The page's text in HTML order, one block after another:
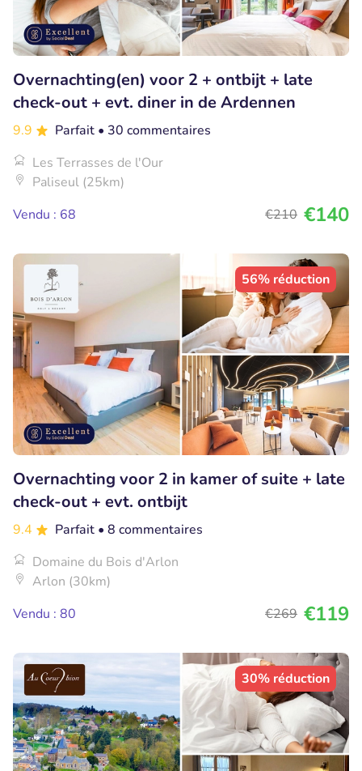
Overnachting(en) voor 2 + ontbijt + late
check-out + evt. diner in de Ardennen
9.9 Parfait • 30 commentaires
Les Terrasses de l'Our
Paliseul (25km)
Vendu : 68
€210 €140
56% réduction
Overnachting voor 2 in kamer of suite + late
check-out + evt. ontbijt
9.4 Parfait • 8 commentaires
Domaine du Bois d'Arlon
Arlon (30km)
Vendu : 80
€269 €119
30% réduction